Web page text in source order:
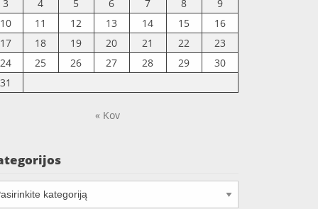
3
4 5 6 7 8
9
10
11 12 13 14 15
16
17
18 19 20 21 22
23
24
25 26 27 28 29
30
31
« Kov